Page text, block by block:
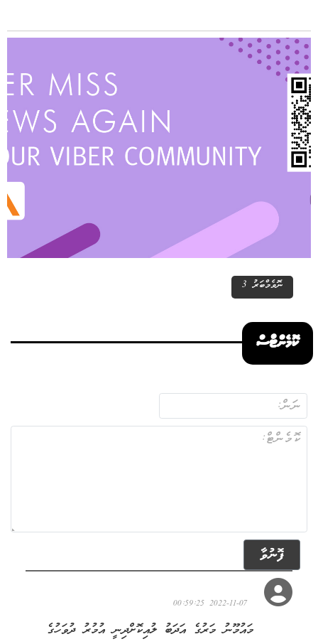
ނޮވެމްބަރު 3
ކޮމެންޓްސް
ފޮނުވާ
2022-11-07 00:59:25
މައުމޫނު މަރުގެ އަދަބު ލުއިކޮށްދިނީ އުމުރު ދުވަހުގެ